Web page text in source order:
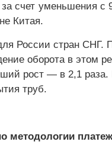
счет уменьшения с
Китая.
России стран СНГ.
оборота в этом
рост — в 2,1 раза.
труб.
методологии